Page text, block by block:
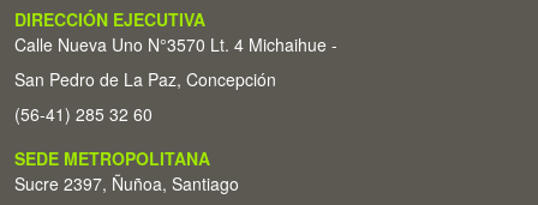
DIRECCIÓN EJECUTIVA
Calle Nueva Uno N°3570 Lt. 4 Michaihue -
San Pedro de La Paz, Concepción
(56-41) 285 32 60
SEDE METROPOLITANA
Sucre 2397, Ñuñoa, Santiago